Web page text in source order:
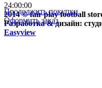
Продолжить покупки
Оформить заказ
24:00:00
2014 © fair play football
Разработка & дизайн:
Easyview